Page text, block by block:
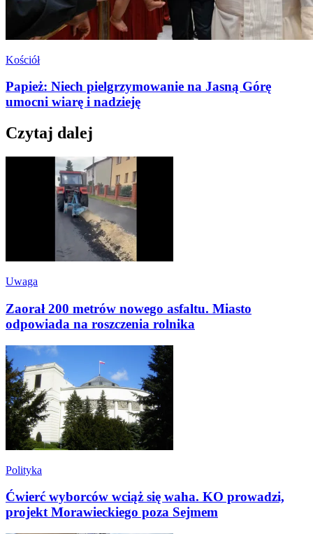
Kościół
Papież: Niech pielgrzymowanie na Jasną Górę
umocni wiarę i nadzieję
Czytaj dalej
Uwaga
Zaorał 200 metrów nowego asfaltu. Miasto
odpowiada na roszczenia rolnika
Polityka
Ćwierć wyborców wciąż się waha. KO prowadzi,
projekt Morawieckiego poza Sejmem